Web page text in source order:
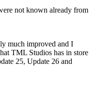
not known already from
much improved and I
TML Studios has in store
25, Update 26 and